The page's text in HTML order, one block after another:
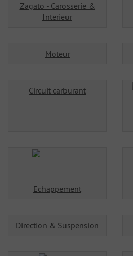
Zagato - Carosserie &
Interieur
Moteur
Circuit carburant
Echappement
Direction & Suspension